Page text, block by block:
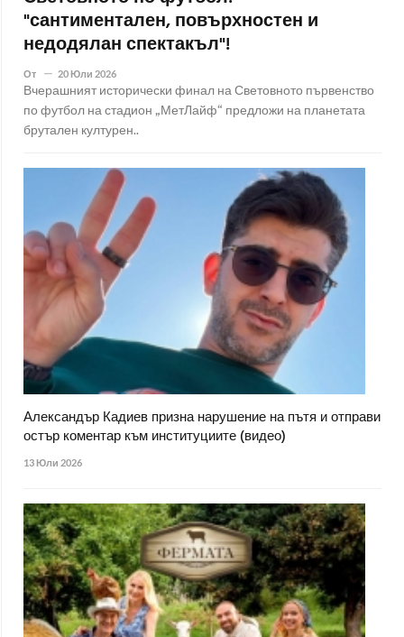
"сантиментален, повърхностен и
недодялан спектакъл"!
От 20 Юли 2026
Вчерашният исторически финал на Световното първенство
по футбол на стадион „МетЛайф“ предложи на планетата
брутален културен..
Александър Кадиев призна нарушение на пътя и отправи
остър коментар към институциите (видео)
13 Юли 2026